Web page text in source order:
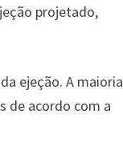
projetado,
ejeção. A maioria
de acordo com a